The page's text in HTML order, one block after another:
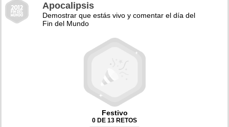
Apocalipsis
Demostrar que estás vivo y comentar el día del
Fin del Mundo
Festivo
0 DE 13 RETOS